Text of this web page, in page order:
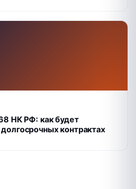
НК РФ: как будет
контрактах